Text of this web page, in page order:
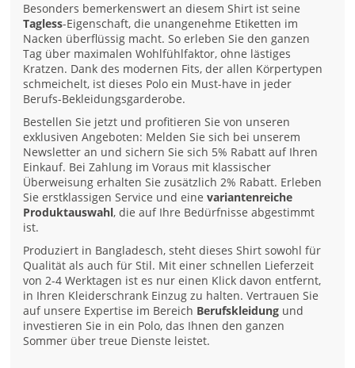
Besonders bemerkenswert an diesem Shirt ist seine
Tagless-Eigenschaft, die unangenehme Etiketten im
Nacken überflüssig macht. So erleben Sie den ganzen
Tag über maximalen Wohlfühlfaktor, ohne lästiges
Kratzen. Dank des modernen Fits, der allen Körpertypen
schmeichelt, ist dieses Polo ein Must-have in jeder
Berufs-Bekleidungsgarderobe.
Bestellen Sie jetzt und profitieren Sie von unseren
exklusiven Angeboten: Melden Sie sich bei unserem
Newsletter an und sichern Sie sich 5% Rabatt auf Ihren
Einkauf. Bei Zahlung im Voraus mit klassischer
Überweisung erhalten Sie zusätzlich 2% Rabatt. Erleben
Sie erstklassigen Service und einevariantenreiche
Produktauswahl, die auf Ihre Bedürfnisse abgestimmt
ist.
Produziert in Bangladesch, steht dieses Shirt sowohl für
Qualität als auch für Stil. Mit einer schnellen Lieferzeit
von 2-4 Werktagen ist es nur einen Klick davon entfernt,
in Ihren Kleiderschrank Einzug zu halten. Vertrauen Sie
auf unsere Expertise im Bereich Berufskleidung und
investieren Sie in ein Polo, das Ihnen den ganzen
Sommer über treue Dienste leistet.